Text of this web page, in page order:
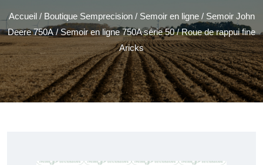
Accueil/ Boutique Semprecision/ Semoir en ligne/ Semoir John
Deere 750A/Semoir en ligne 750A série 50/ Roue de rappui fine
Aricks